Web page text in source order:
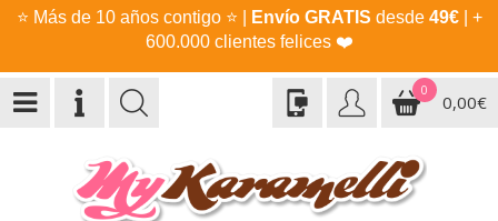
⭐ Más de 10 años contigo ⭐ Envío GRATIS desde 49€| +
600.000 clientes felices ❤️
0
0,00€